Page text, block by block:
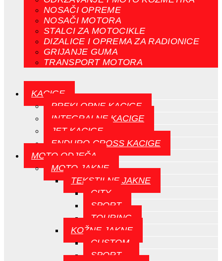
NOSAČI OPREME
NOSAČI MOTORA
STALCI ZA MOTOCIKLE
DIZALICE I OPREMA ZA RADIONICE
GRIJANJE GUMA
TRANSPORT MOTORA
KACIGE
PREKLOPNE KACIGE
INTEGRALNE KACIGE
JET KACIGE
ENDURO-CROSS KACIGE
MOTO ODJEČA
MOTO JAKNE
TEKSTILNE JAKNE
CITY
SPORT
TOURING
KOŽNE JAKNE
CUSTOM
SPORT